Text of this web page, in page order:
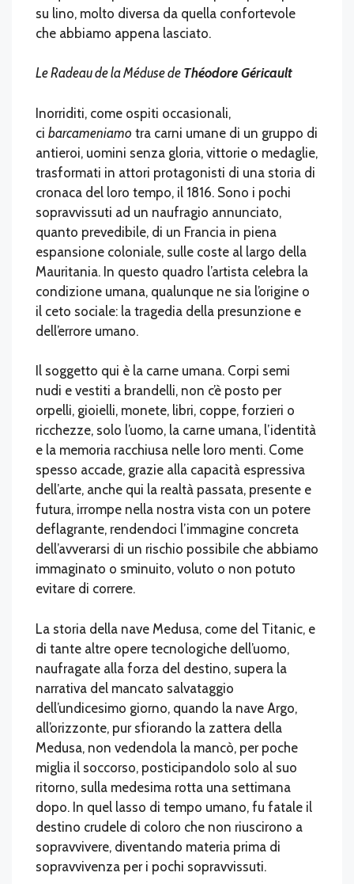
su lino, molto diversa da quella confortevole
che abbiamo appena lasciato.
Le Radeau de la Méduse de Théodore Géricault
Inorriditi, come ospiti occasionali,
ci barcameniamo tra carni umane di un gruppo di
antieroi, uomini senza gloria, vittorie o medaglie,
trasformati in attori protagonisti di una storia di
cronaca del loro tempo, il 1816. Sono i pochi
sopravvissuti ad un naufragio annunciato,
quanto prevedibile, di un Francia in piena
espansione coloniale, sulle coste al largo della
Mauritania. In questo quadro l’artista celebra la
condizione umana, qualunque ne sia l’origine o
il ceto sociale: la tragedia della presunzione e
dell’errore umano.
Il soggetto qui è la carne umana. Corpi semi
nudi e vestiti a brandelli, non c’è posto per
orpelli, gioielli, monete, libri, coppe, forzieri o
ricchezze, solo l’uomo, la carne umana, l’identità
e la memoria racchiusa nelle loro menti. Come
spesso accade, grazie alla capacità espressiva
dell’arte, anche qui la realtà passata, presente e
futura, irrompe nella nostra vista con un potere
deflagrante, rendendoci l’immagine concreta
dell’avverarsi di un rischio possibile che abbiamo
immaginato o sminuito, voluto o non potuto
evitare di correre.
La storia della nave Medusa, come del Titanic, e
di tante altre opere tecnologiche dell’uomo,
naufragate alla forza del destino, supera la
narrativa del mancato salvataggio
dell’undicesimo giorno, quando la nave Argo,
all’orizzonte, pur sfiorando la zattera della
Medusa, non vedendola la mancò, per poche
miglia il soccorso, posticipandolo solo al suo
ritorno, sulla medesima rotta una settimana
dopo. In quel lasso di tempo umano, fu fatale il
destino crudele di coloro che non riuscirono a
sopravvivere, diventando materia prima di
sopravvivenza per i pochi sopravvissuti.